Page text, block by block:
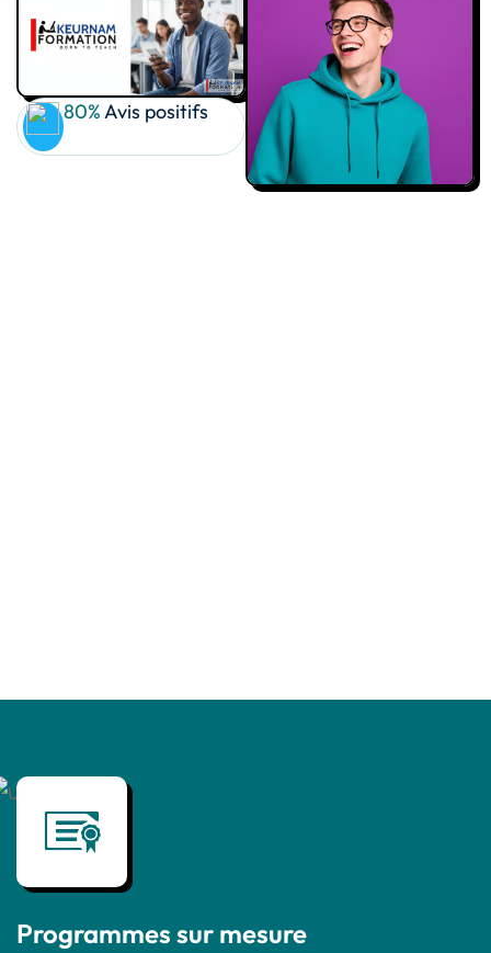
80%Avis positifs
Programmes sur mesure